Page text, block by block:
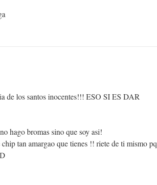
de los santos inocentes!!! ESO SI ES DAR
hago bromas sino que soy asi!
tan amargao que tienes !! riete de ti mismo pq